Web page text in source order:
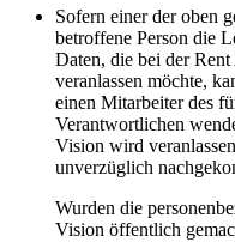
Sofern einer der oben
betroffene Person die
Daten, die bei der
veranlassen möchte,
einen Mitarbeiter des
Verantwortlichen
Vision wird
unverzüglich
Wurden die
Vision öffentlich